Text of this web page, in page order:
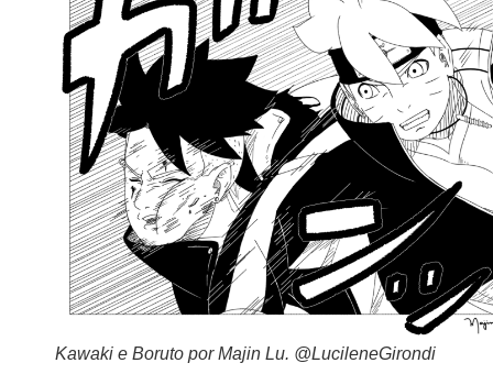
Kawaki e Boruto por Majin Lu. @LucileneGirondi